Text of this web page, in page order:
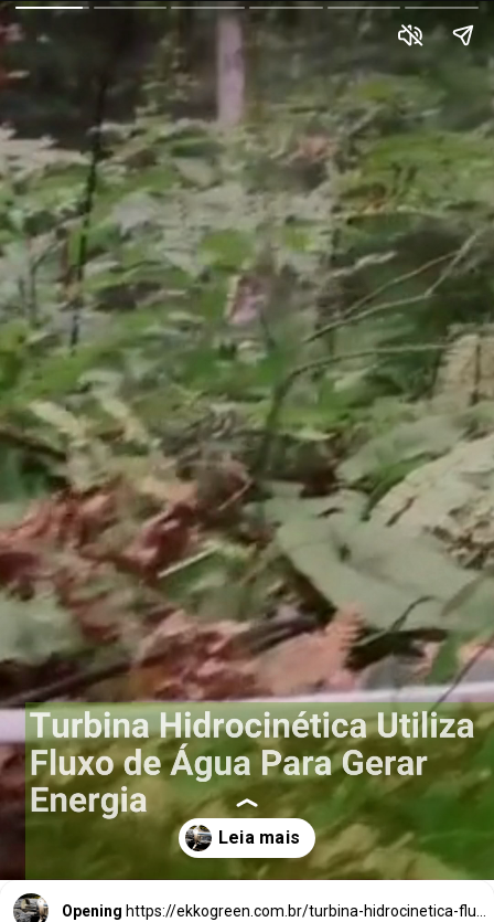
Turbina
Hidrocinética
Utiliza Fluxo de
Água
Energia
Opening https://ekkogreen.com.br/turbina-hidrocinetica-fluxo-agua/?utm_source=google&utm_medium=discover&utm_campaign=web-stories&utm_term=energia-limpa